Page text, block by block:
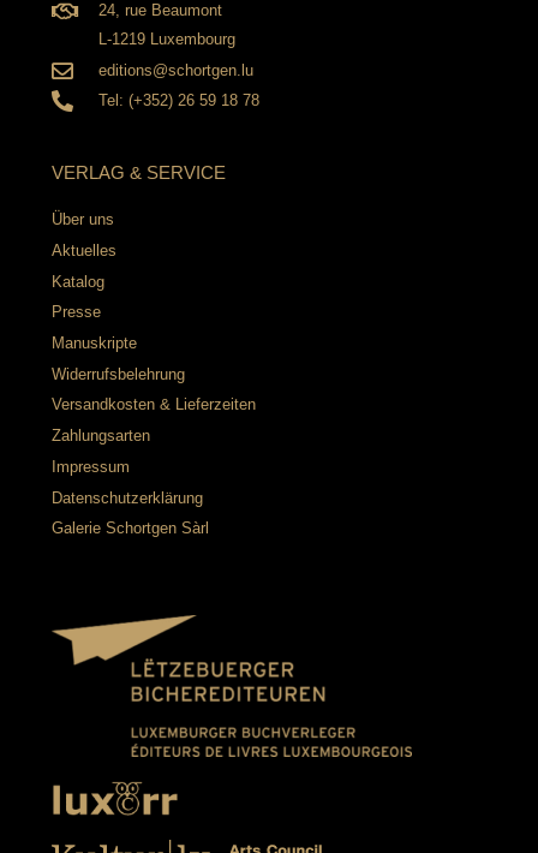
24, rue Beaumont
L-1219 Luxembourg
editions@schortgen.lu
Tel: (+352) 26 59 18 78
VERLAG & SERVICE
Über uns
Aktuelles
Katalog
Presse
Manuskripte
Widerrufsbelehrung
Versandkosten & Lieferzeiten
Zahlungsarten
Impressum
Datenschutzerklärung
Galerie Schortgen Sàrl